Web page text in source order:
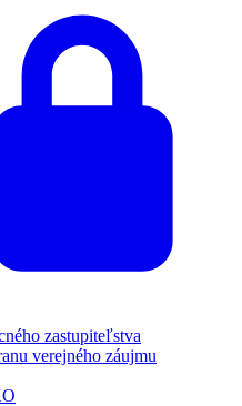
zastupiteľstva
verejného záujmu